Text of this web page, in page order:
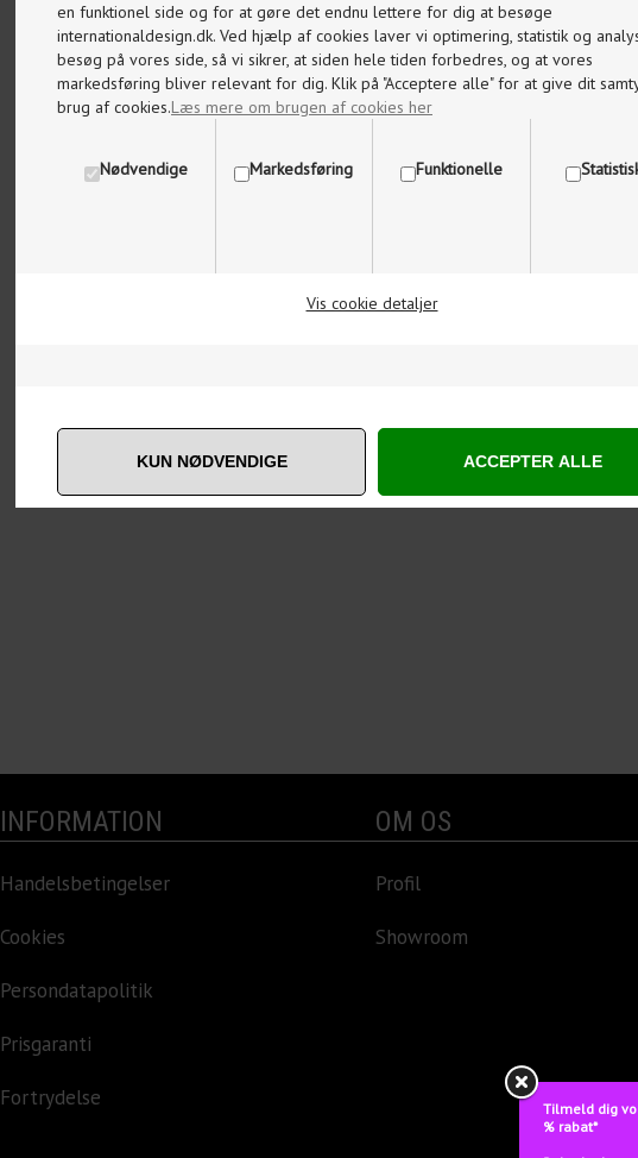
en funktionel side og for at gøre det endnu lettere for dig at besøge
internationaldesign.dk. Ved hjælp af cookies laver vi optimering, statistik og
besøg på vores side, så vi sikrer, at siden hele tiden forbedres, og at vores
markedsføring bliver relevant for dig. Klik på "Acceptere alle" for at give dit
brug af cookies.Læs mere om brugen af cookies her
Nødvendige Markedsføring Funktionelle
Vis cookie detaljer
INFORMATION
Handelsbetingelser
Cookies
Persondatapolitik
Prisgaranti
Fortrydelse
OM OS
Profil
Showroom
Tilmeld dig
% rabat*